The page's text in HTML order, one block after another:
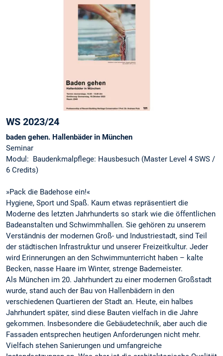
WS 2023/24
baden gehen. Hallenbäder in München
Seminar
Modul: Baudenkmalpflege: Hausbesuch (Master Level 4 SWS /
6 Credits)
»Pack die Badehose ein!«
Hygiene, Sport und Spaß. Kaum etwas repräsentiert die
Moderne des letzten Jahrhunderts so stark wie die öffentlichen
Badeanstalten und Schwimmhallen. Sie gehören zu unserem
Verständnis der modernen Groß- und Industriestadt, sind Teil
der städtischen Infrastruktur und unserer Freizeitkultur. Jeder
wird Erinnerungen an den Schwimmunterricht haben – kalte
Becken, nasse Haare im Winter, strenge Bademeister.
Als München im 20. Jahrhundert zu einer modernen Großstadt
wurde, stand auch der Bau von Hallenbädern in den
verschiedenen Quartieren der Stadt an. Heute, ein halbes
Jahrhundert später, sind diese Bauten vielfach in die Jahre
gekommen. Insbesondere die Gebäudetechnik, aber auch die
Fassaden entsprechen heutigen Anforderungen nicht mehr.
Vielfach stehen Sanierungen und umfangreiche